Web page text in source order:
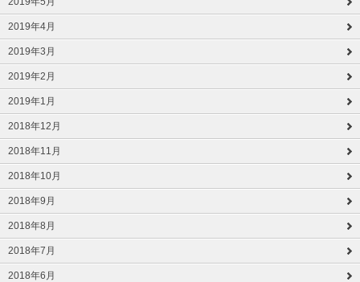
2019年4月
2019年3月
2019年2月
2019年1月
2018年12月
2018年11月
2018年10月
2018年9月
2018年8月
2018年7月
2018年6月